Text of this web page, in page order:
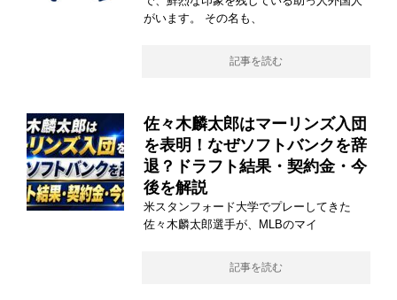
がいます。 その名も、
記事を読む
佐々木麟太郎はマーリンズ入団
を表明！なぜソフトバンクを辞
退？ドラフト結果・契約金・今
後を解説
米スタンフォード大学でプレーしてきた
佐々木麟太郎選手が、MLBのマイ
記事を読む